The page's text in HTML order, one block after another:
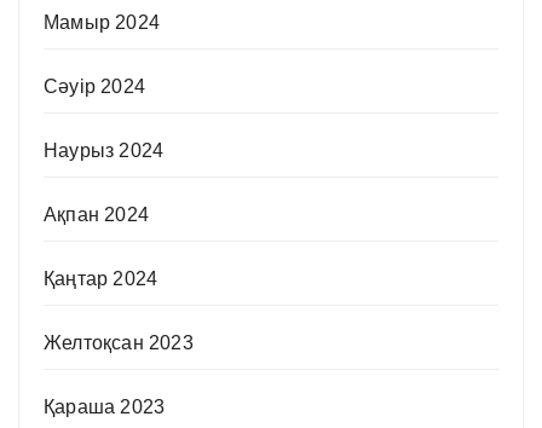
Мамыр 2024
Сәуір 2024
Наурыз 2024
Ақпан 2024
Қаңтар 2024
Желтоқсан 2023
Қараша 2023